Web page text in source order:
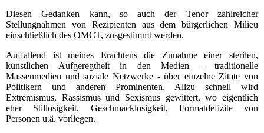
Diesen Gedanken kann, so auch der Tenor zahlreicher
Stellungnahmen von Rezipienten aus dem bürgerlichen Milieu
einschließlich des OMCT, zusgestimmt werden.
Auffallend ist meines Erachtens die Zunahme einer sterilen,
künstlichen Aufgeregtheit in den Medien – traditionelle
Massenmedien und soziale Netzwerke - über einzelne Zitate von
Politikern und anderen Prominenten. Allzu schnell wird
Extremismus, Rassismus und Sexismus gewittert, wo eigentlich
eher Stillosigkeit, Geschmacklosigkeit, Formatdefizite von
Personen u.ä. vorliegen.